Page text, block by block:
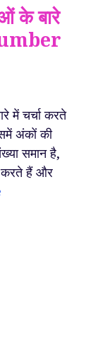
के बारे
चर्चा करते
अंकों की
समान है,
करते हैं और